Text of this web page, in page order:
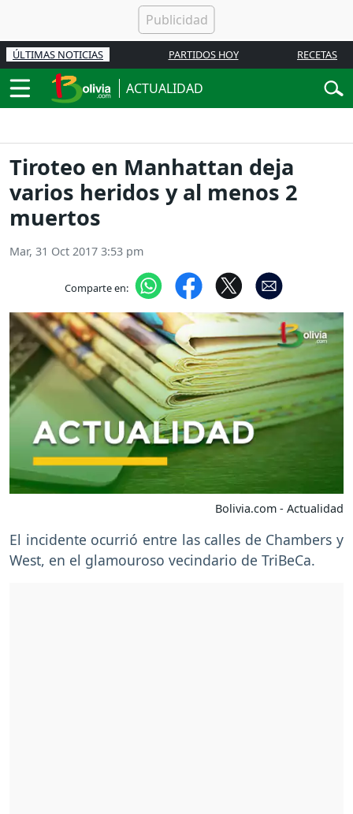
ÚLTIMAS NOTICIAS PARTIDOS HOY RECETAS
ACTUALIDAD
Tiroteo en Manhattan deja
varios heridos y al menos 2
muertos
Mar, 31 Oct 2017 3:53 pm
Comparte en:
Bolivia.com - Actualidad
El incidente ocurrió entre las calles de Chambers y
West, en el glamouroso vecindario de TriBeCa.